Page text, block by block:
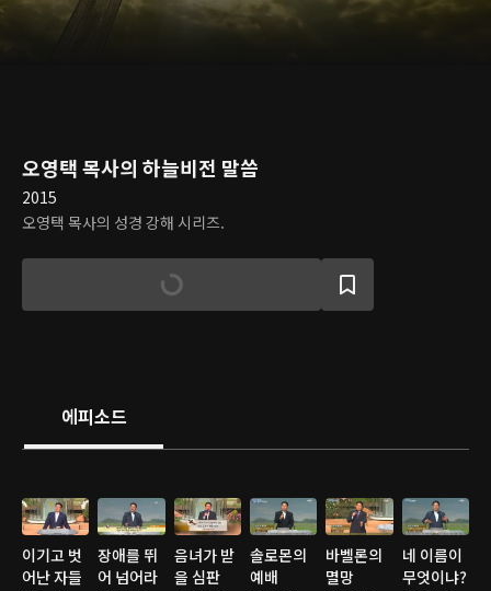
오영택 목사의 하늘비전 말씀
2015
오영택 목사의 성경 강해 시리즈.
에피소드
이기고 벗
어난 자들
장애를 뛰
어 넘어라
음녀가 받
을 심판
솔로몬의
예배
바벨론의
멸망
네 이름이
무엇이냐?